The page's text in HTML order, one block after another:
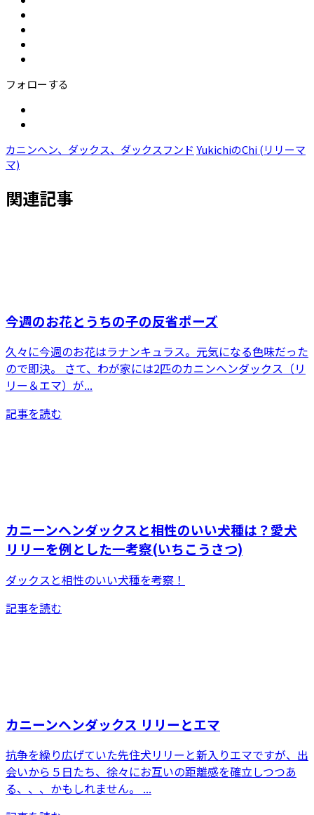
フォローする
カニンヘン、ダックス、ダックスフンド YukichiのChi (リリーマ
マ)
関連記事
今週のお花とうちの子の反省ポーズ
久々に今週のお花はラナンキュラス。元気になる色味だった
ので即決。 さて、わが家には2匹のカニンヘンダックス（リ
リー＆エマ）が...
記事を読む
カニーンヘンダックスと相性のいい犬種は？愛犬
リリーを例とした一考察(いちこうさつ)
ダックスと相性のいい犬種を考察！
記事を読む
カニーンヘンダックス リリーとエマ
抗争を繰り広げていた先住犬リリーと新入りエマですが、出
会いから５日たち、徐々にお互いの距離感を確立しつつあ
る、、、かもしれません。 ...